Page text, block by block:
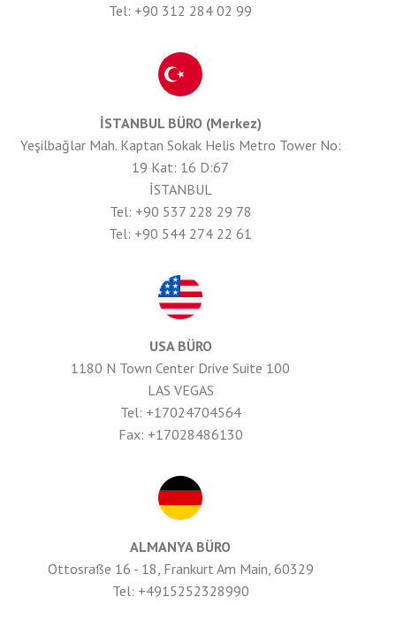
Tel: +90 312 284 02 99
İSTANBUL BÜRO (Merkez)
Yeşilbağlar Mah. Kaptan Sokak Helis Metro Tower No:
19 Kat: 16 D:67
İSTANBUL
Tel: +90 537 228 29 78
Tel: +90 544 274 22 61
USA BÜRO
1180 N Town Center Drive Suite 100
LAS VEGAS
Tel: +17024704564
Fax: +17028486130
ALMANYA BÜRO
Ottosraße 16 - 18, Frankurt Am Main, 60329
Tel: +4915252328990